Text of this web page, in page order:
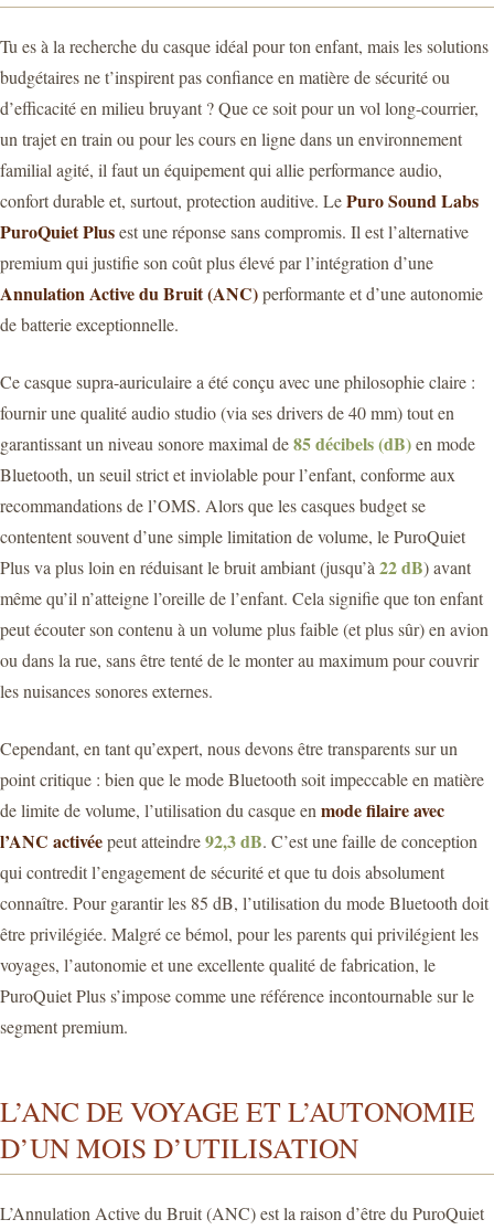
Tu es à la recherche du casque idéal pour ton enfant, mais les solutions
budgétaires ne t’inspirent pas confiance en matière de sécurité ou
d’efficacité en milieu bruyant ? Que ce soit pour un vol long-courrier,
un trajet en train ou pour les cours en ligne dans un environnement
familial agité, il faut un équipement qui allie performance audio,
confort durable et, surtout, protection auditive. LePuro Sound Labs
PuroQuiet Plusest une réponse sans compromis. Il est l’alternative
premium qui justifie son coût plus élevé par l’intégration d’une
Annulation Active du Bruit (ANC)performante et d’une autonomie
de batterie exceptionnelle.
Ce casque supra-auriculaire a été conçu avec une philosophie claire :
fournir une qualité audio studio (via ses drivers de 40 mm) tout en
garantissant un niveau sonore maximal de85 décibels (dB)en mode
Bluetooth, un seuil strict et inviolable pour l’enfant, conforme aux
recommandations de l’OMS. Alors que les casques budget se
contentent souvent d’une simple limitation de volume, le PuroQuiet
Plus va plus loin en réduisant le bruit ambiant (jusqu’à 22 dB) avant
même qu’il n’atteigne l’oreille de l’enfant. Cela signifie que ton enfant
peut écouter son contenu à un volume plus faible (et plus sûr) en avion
ou dans la rue, sans être tenté de le monter au maximum pour couvrir
les nuisances sonores externes.
Cependant, en tant qu’expert, nous devons être transparents sur un
point critique : bien que le mode Bluetooth soit impeccable en matière
de limite de volume, l’utilisation du casque en mode filaire avec
l’ANC activéepeut atteindre92,3 dB. C’est une faille de conception
qui contredit l’engagement de sécurité et que tu dois absolument
connaître. Pour garantir les 85 dB, l’utilisation du mode Bluetooth doit
être privilégiée. Malgré ce bémol, pour les parents qui privilégient les
voyages, l’autonomie et une excellente qualité de fabrication, le
PuroQuiet Plus s’impose comme une référence incontournable sur le
segment premium.
L’ANC DE VOYAGE ET L’AUTONOMIE
D’UN MOIS D’UTILISATION
L’Annulation Active du Bruit (ANC) est la raison d’être du PuroQuiet